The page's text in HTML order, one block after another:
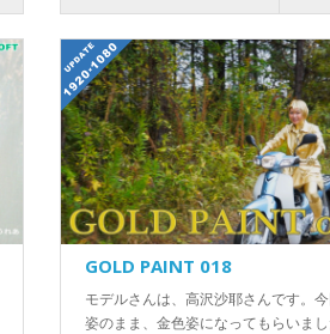
GOLD PAINT 018
モデルさんは、高沢沙耶さんです。
姿のまま、金色姿になってもらいま